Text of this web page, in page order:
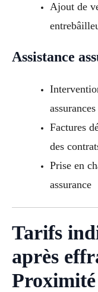
Ajout de
Assistance
assurances
Factures
des
Prise en
assurance
Tarifs
après
Proximité